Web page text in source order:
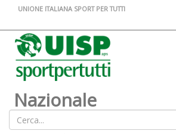
UNIONE ITALIANA SPORT PER TUTTI
Nazionale